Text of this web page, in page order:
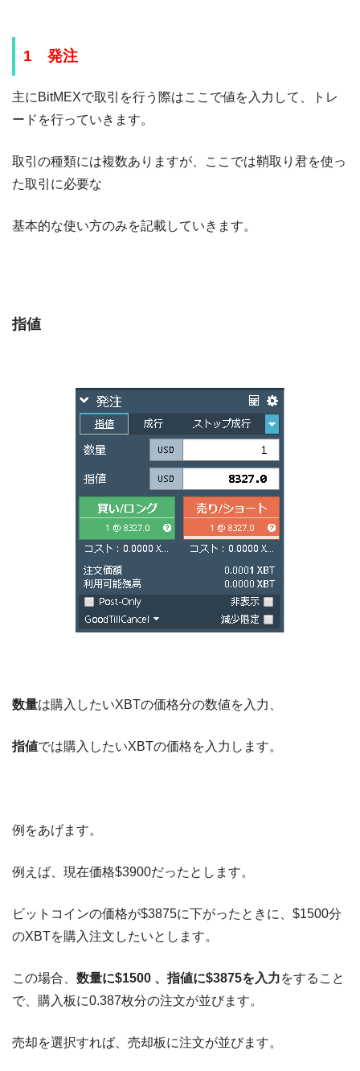
1 発注
主にBitMEXで取引を行う際はここで値を入力して、トレ
ードを行っていきます。
取引の種類には複数ありますが、ここでは鞘取り君を使っ
た取引に必要な
基本的な使い方のみを記載していきます。
指値
数量は購入したいXBTの価格分の数値を入力、
指値では購入したいXBTの価格を入力します。
例をあげます。
例えば、現在価格$3900だったとします。
ビットコインの価格が$3875に下がったときに、$1500分
のXBTを購入注文したいとします。
この場合、 数量に$1500 、指値に$3875を入力をすること
で、購入板に0.387枚分の注文が並びます。
売却を選択すれば、売却板に注文が並びます。